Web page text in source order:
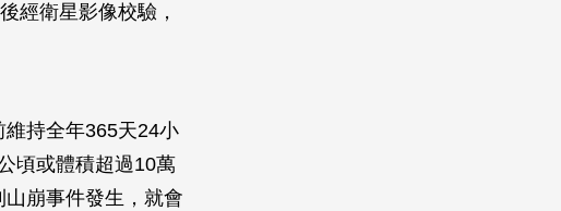
經衛星影像校驗，
持全年365天24小
頃或體積超過10萬
崩事件發生，就會